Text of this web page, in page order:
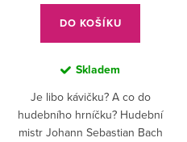
DO KOŠÍKU
Skladem
Je libo kávičku? A co do
hudebního hrníčku? Hudební
mistr Johann Sebastian Bach